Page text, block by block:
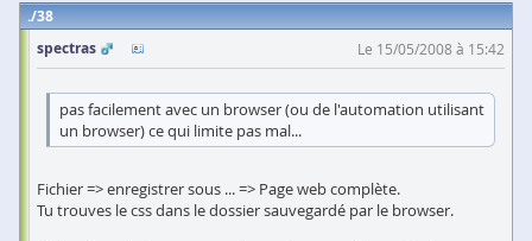
38
spectras
Le 15/05/2008 à 15:42
pas facilement avec un browser (ou de l'automation utilisant
un browser) ce qui limite pas mal...
Fichier => enregistrer sous ... => Page web complète.
Tu trouves le css dans le dossier sauvegardé par le browser.